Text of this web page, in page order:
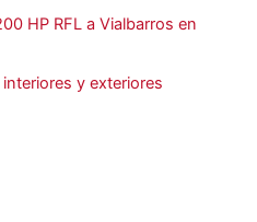
HP RFL a Vialbarros en
y exteriores